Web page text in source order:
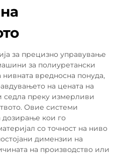
за прецизно управување
за полиуретански
вредносна понуда,
на цената на
седла преку измерливи
Овие системи
дозирање кои го
со точност на ниво
димензии на
на производство или